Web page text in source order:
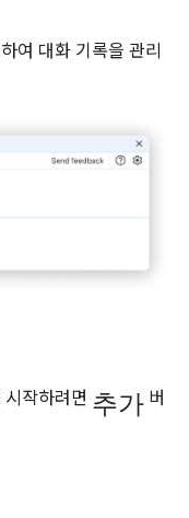
여 대화 기록을 관리
작하려면 추가 버